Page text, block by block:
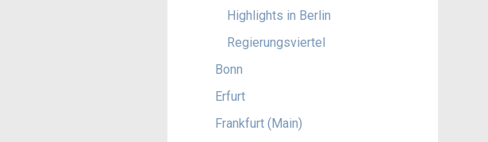
Highlights in Berlin
Regierungsviertel
Bonn
Erfurt
Frankfurt (Main)